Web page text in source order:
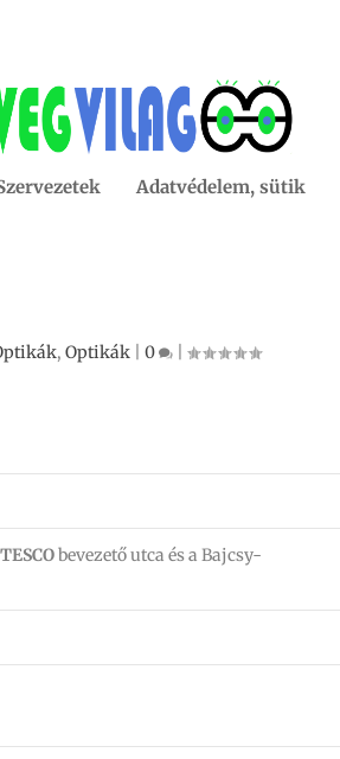
Adatvédelem, sütik
,Optikák |0 |
TESCObevezető utca és a Bajcsy-